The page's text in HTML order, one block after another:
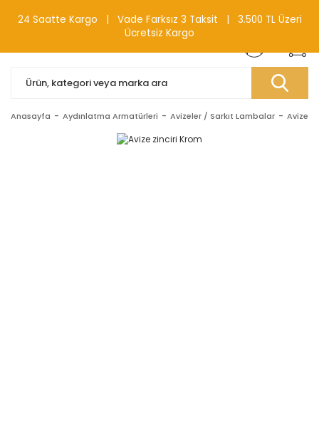
0(212) 240 87 88
Anasayfa Aydınlatma Armatürleri Avizeler / Sarkıt Lambalar Avize
24 Saatte Kargo | Vade Farksız 3 Taksit | 3.500 TL Üzeri
Ücretsiz Kargo